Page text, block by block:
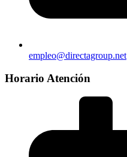
empleo@directagroup.net
Horario Atención